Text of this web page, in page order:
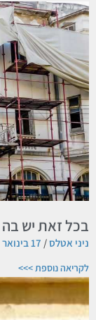
בכל זאת יש
ניני אטלס
לקריאה נוספת >>>